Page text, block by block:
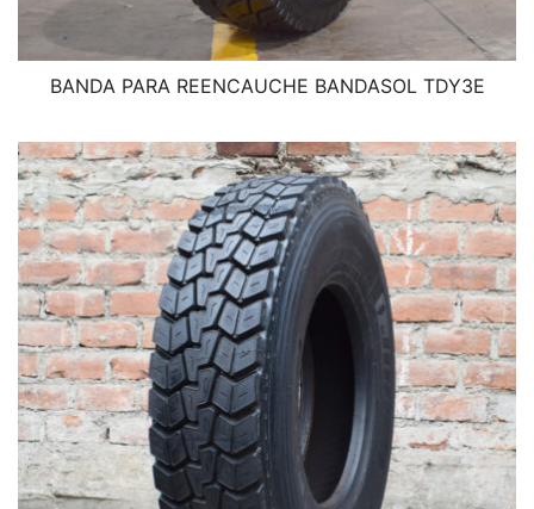
BANDA PARA REENCAUCHE BANDASOL TDY3E